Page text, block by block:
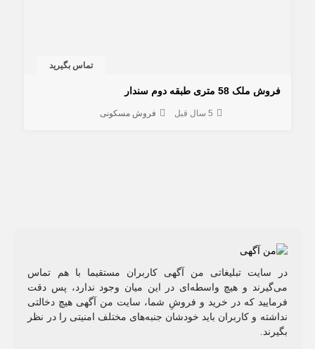
تماس بگیرید
فروش ملک 58 متری طبقه دوم سندار
5 سال قبل فروش مسکونی
در سایت تبلیغاتی من آگهی کاربران مستقیما با هم تماس
می‌گیرند و هیچ واسطه‌ای در این میان وجود ندارد، پس دقت
فرمایید که در خرید و فروشِ شما، سایت من آگهی هیچ دخالتی
نداشته و کاربران باید خودشان جنبه‌های مختلف امنیتی را در نظر
بگیرند.